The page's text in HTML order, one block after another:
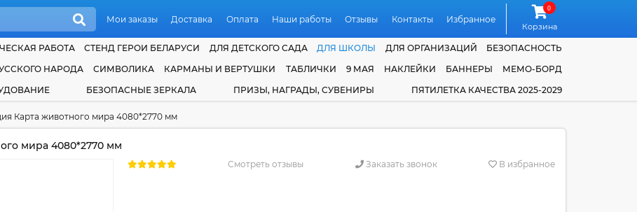
Мои заказы Доставка Оплата Наши работы Отзывы Контакты Избранное
0
Корзина
РАБОТА СТЕНД ГЕРОИ БЕЛАРУСИ ДЛЯ ДЕТСКОГО САДА ДЛЯ ШКОЛЫ ДЛЯ ОРГАНИЗАЦИЙ
БЕЗОПАСНОСТЬ
НАРОДА СИМВОЛИКА КАРМАНЫ И ВЕРТУШКИ ТАБЛИЧКИ 9 МАЯ НАКЛЕЙКИ БАННЕРЫ
МЕМО-БОРД
БЕЗОПАСНЫЕ ЗЕРКАЛА ПРИЗЫ, НАГРАДЫ, СУВЕНИРЫ ПЯТИЛЕТКА КАЧЕСТВА 2025-2029
Карта животного мира 4080*2770 мм
мира 4080*2770 мм
Смотреть отзывы Заказать звонок В избранное